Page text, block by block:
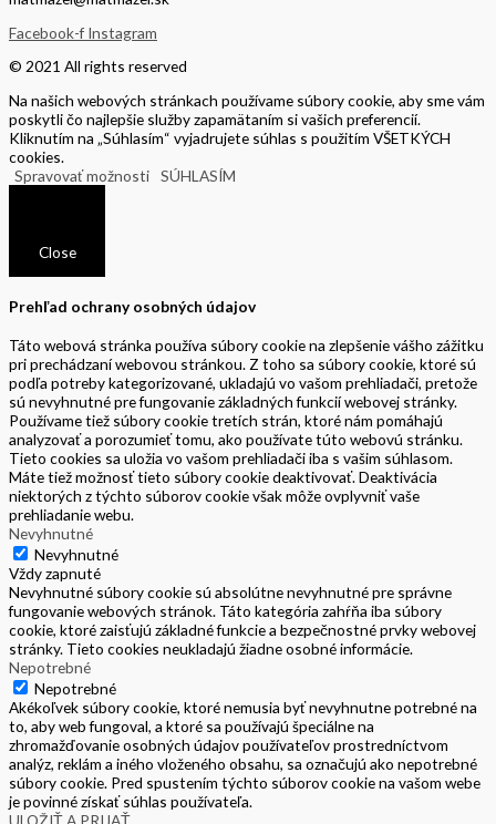
Facebook-f Instagram
© 2021 All rights reserved
Na našich webových stránkach používame súbory cookie, aby sme vám
poskytli čo najlepšie služby zapamätaním si vašich preferencií.
Kliknutím na „Súhlasím“ vyjadrujete súhlas s použitím VŠETKÝCH
cookies.
Spravovať možnosti SÚHLASÍM
Close
Prehľad ochrany osobných údajov
Táto webová stránka používa súbory cookie na zlepšenie vášho zážitku
pri prechádzaní webovou stránkou. Z toho sa súbory cookie, ktoré sú
podľa potreby kategorizované, ukladajú vo vašom prehliadači, pretože
sú nevyhnutné pre fungovanie základných funkcií webovej stránky.
Používame tiež súbory cookie tretích strán, ktoré nám pomáhajú
analyzovať a porozumieť tomu, ako používate túto webovú stránku.
Tieto cookies sa uložia vo vašom prehliadači iba s vašim súhlasom.
Máte tiež možnosť tieto súbory cookie deaktivovať. Deaktivácia
niektorých z týchto súborov cookie však môže ovplyvniť vaše
prehliadanie webu.
Nevyhnutné
Nevyhnutné
Vždy zapnuté
Nevyhnutné súbory cookie sú absolútne nevyhnutné pre správne
fungovanie webových stránok. Táto kategória zahŕňa iba súbory
cookie, ktoré zaisťujú základné funkcie a bezpečnostné prvky webovej
stránky. Tieto cookies neukladajú žiadne osobné informácie.
Nepotrebné
Nepotrebné
Akékoľvek súbory cookie, ktoré nemusia byť nevyhnutne potrebné na
to, aby web fungoval, a ktoré sa používajú špeciálne na
zhromažďovanie osobných údajov používateľov prostredníctvom
analýz, reklám a iného vloženého obsahu, sa označujú ako nepotrebné
súbory cookie. Pred spustením týchto súborov cookie na vašom webe
je povinné získať súhlas používateľa.